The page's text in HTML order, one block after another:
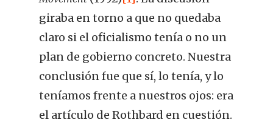
giraba en torno a que no quedaba
claro si el oficialismo tenía o no un
plan de gobierno concreto. Nuestra
conclusión fue que sí, lo tenía, y lo
teníamos frente a nuestros ojos: era
el artículo de Rothbard en cuestión.